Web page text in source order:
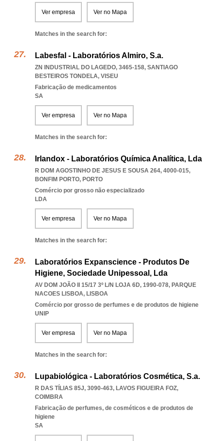
Ver empresa Ver no Mapa
Matches in the search for:
Labesfal - Laboratórios Almiro, S.a.
ZN INDUSTRIAL DO LAGEDO, 3465-158, SANTIAGO
BESTEIROS TONDELA, VISEU
Fabricação de medicamentos
SA
Ver empresa Ver no Mapa
Matches in the search for:
Irlandox - Laboratórios Química Analítica, Lda
R DOM AGOSTINHO DE JESUS E SOUSA 264, 4000-015,
BONFIM PORTO, PORTO
Comércio por grosso não especializado
LDA
Ver empresa Ver no Mapa
Matches in the search for:
Laboratórios Expanscience - Produtos De
Higiene, Sociedade Unipessoal, Lda
AV DOM JOÃO II 15/17 3º L/N LOJA 6D, 1990-078, PARQUE
NACOES LISBOA, LISBOA
Comércio por grosso de perfumes e de produtos de higiene
UNIP
Ver empresa Ver no Mapa
Matches in the search for:
Lupabiológica - Laboratórios Cosmética, S.a.
R DAS TÍLIAS 85J, 3090-463, LAVOS FIGUEIRA FOZ,
COIMBRA
Fabricação de perfumes, de cosméticos e de produtos de
higiene
SA